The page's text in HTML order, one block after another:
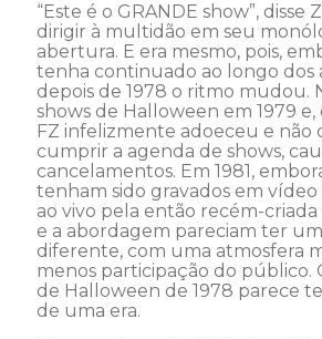
“Este é o GRANDE show”, disse
dirigir à multidão em seu
abertura. E era mesmo, pois,
tenha continuado ao longo dos
depois de 1978 o ritmo mudou.
shows de Halloween em 1979
FZ infelizmente adoeceu e não
cumprir a agenda de shows,
cancelamentos. Em 1981,
tenham sido gravados em
ao vivo pela então recém-
e a abordagem pareciam ter
diferente, com uma atmosfera
menos participação do público.
de Halloween de 1978 parece
de uma era.